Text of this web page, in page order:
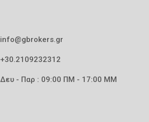
info@gbrokers.gr
+30.2109232312
Δευ - Παρ : 09:00 ΠΜ - 17:00 ΜΜ